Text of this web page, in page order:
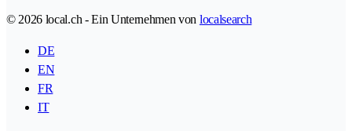
© 2026 local.ch - Ein Unternehmen von localsearch
DE
EN
FR
IT